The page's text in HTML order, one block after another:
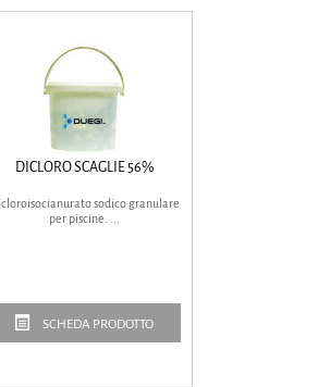
DICLORO SCAGLIE 56%
sodico granulare
per piscine. ...
SCHEDA PRODOTTO